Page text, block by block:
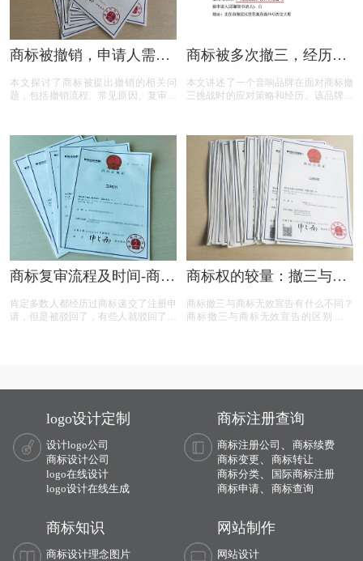
商标被撤销，申请人需担
本文探讨了商标被提出撤销的相关问
题，包括撤销流程、常见原因、复审与
利人提供了全面的指导。
商标被多次撤三，经历答
本文讲述了一个音响品牌在面对商标撤
三挑战时的应对策略和经历。该品牌遭
据，品牌在复审中取得胜利，维护了商
标权益。文章概述了商标撤三定义、答
辩、复审流程，以及如何通过有效的证
据和专业策略来保护商标不被撤销。
商标复审流程及时间-商标
肯定多数人都经历过商标递交了注册申
请，但是被驳回了，有些人就驳回了就
商标权的较量：撤三与无
对？
商标撤三与商标无效宣告有什么不同？
商标撤三与商标无效宣告的区别在哪
logo设计定制
设计logo公司
商标设计公司
logo在线设计
logo设计在线生成
商标注册查询
商标注册公司
商标续费
商标变更
商标转让
商标分类、
国际商标注册
商标申请、 商标查询
商标知识
商标设计理念图片
网站制作
网站设计